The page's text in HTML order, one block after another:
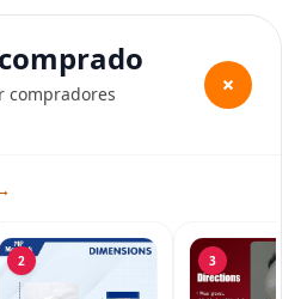
compradores
+
2 3